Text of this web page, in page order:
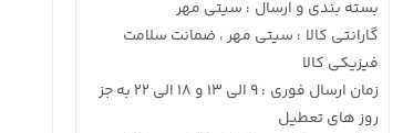
بسته بندی و ارسال : سیتی مهر
گارانتی کالا : سیتی مهر ، ضمانت سلامت
فیزیکی کالا
زمان ارسال فوری :
9 الی 13 و 18 الی 22 به جز
روز های تعطیل